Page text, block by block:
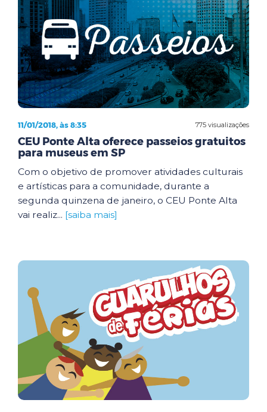
775 visualizações
11/01/2018, às 8:35
CEU Ponte Alta oferece passeios gratuitos
para museus em SP
Com o objetivo de promover atividades culturais
e artísticas para a comunidade, durante a
segunda quinzena de janeiro, o CEU Ponte Alta
vai realiz... [saiba mais]